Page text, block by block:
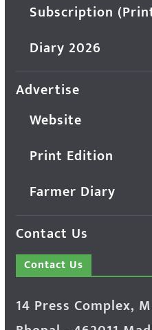
Subscription
Diary 2026
Advertise
Website
Print Edition
Farmer Diary
Contact Us
Contact Us
14 Press Complex,